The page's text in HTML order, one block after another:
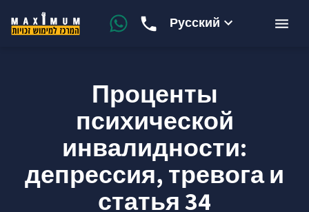
Русский
Проценты
психической
инвалидности:
депрессия, тревога и
статья 34